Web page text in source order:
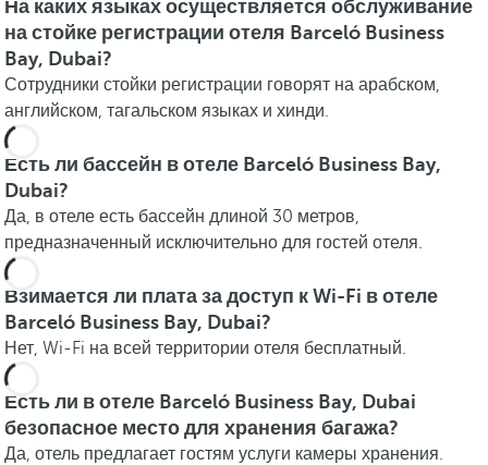
На каких языках осуществляется обслуживание
на стойке регистрации отеля Barceló Business
Bay, Dubai?
Сотрудники стойки регистрации говорят на арабском,
английском, тагальском языках и хинди.
Есть ли бассейн в отеле Barceló Business Bay,
Dubai?
Да, в отеле есть бассейн длиной 30 метров,
предназначенный исключительно для гостей отеля.
Взимается ли плата за доступ к Wi-Fi в отеле
Barceló Business Bay, Dubai?
Нет, Wi-Fi на всей территории отеля бесплатный.
Есть ли в отеле Barceló Business Bay, Dubai
безопасное место для хранения багажа?
Да, отель предлагает гостям услуги камеры хранения.